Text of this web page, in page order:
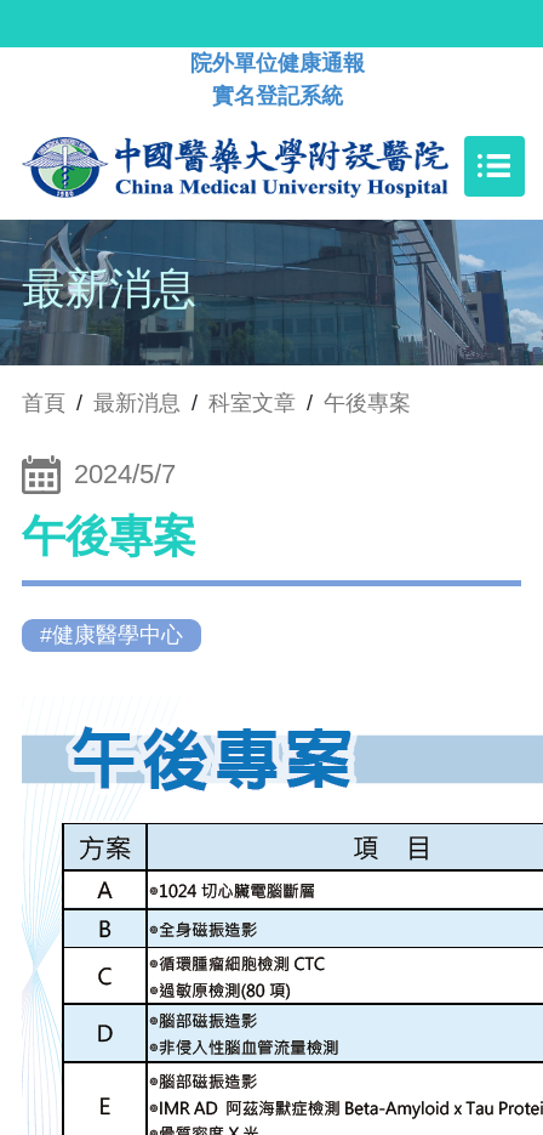
院外單位健康通報
實名登記系統
最新消息
首頁 / 最新消息 / 科室文章 / 午後專案
2024/5/7
午後專案
#健康醫學中心